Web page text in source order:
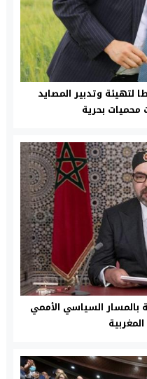
تنزيل 20 مخططا لتهيئة وتدبير المصايد
محميات بحرية
بالمسار السياسي الأممي